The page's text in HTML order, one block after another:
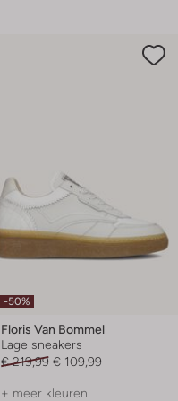
-50%
Floris Van Bommel
Lage sneakers
€ 219,99 € 109,99
+ meer kleuren